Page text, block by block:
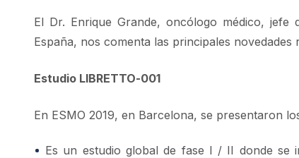
El Dr. Enrique Grande, oncólogo médico,
España, nos comenta las principales
Estudio LIBRETTO-001
En ESMO 2019, en Barcelona, se presentaron
Es un estudio global de fase I / II donde se